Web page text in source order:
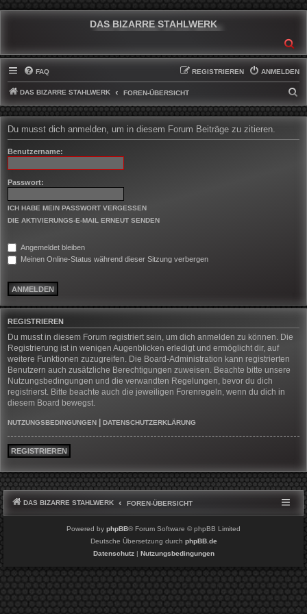
DAS BIZARRE STAHLWERK
FAQ ANMELDEN
REGISTRIEREN
DAS BIZARRE STAHLWERK FOREN-ÜBERSICHT
U
H
Du musst dich anmelden, um in diesem Forum Beiträge zu zitieren.
Benutzername:
Passwort:
ICH HABE MEIN PASSWORT VERGESSEN
DIE AKTIVIERUNGS-E-MAIL ERNEUT SENDEN
Angemeldet bleiben
Meinen Online-Status während dieser Sitzung verbergen
REGISTRIEREN
Du musst in diesem Forum registriert sein, um dich anmelden zu können. Die
Registrierung ist in wenigen Augenblicken erledigt und ermöglicht dir, auf
weitere Funktionen zuzugreifen. Die Board-Administration kann registrierten
Benutzern auch zusätzliche Berechtigungen zuweisen. Beachte bitte unsere
Nutzungsbedingungen und die verwandten Regelungen, bevor du dich
registrierst. Bitte beachte auch die jeweiligen Forenregeln, wenn du dich in
diesem Board bewegst.
NUTZUNGSBEDINGUNGEN DATENSCHUTZERKLÄRUNG
REGISTRIEREN
DAS BIZARRE STAHLWERK FOREN-ÜBERSICHT
Powered by phpBB® Forum Software © phpBB Limited
Deutsche Übersetzung durch phpBB.de
Datenschutz| Nutzungsbedingungen